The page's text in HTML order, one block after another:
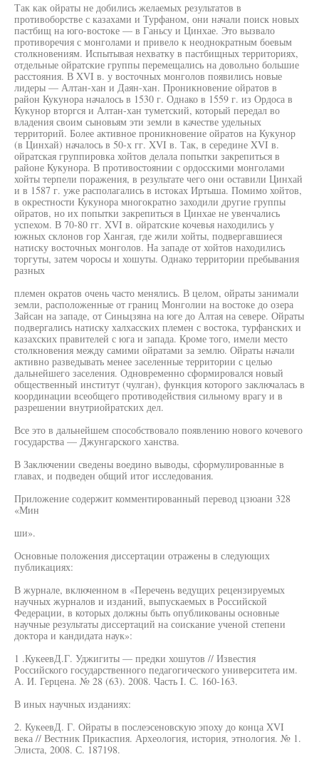
Так как ойраты не добились желаемых результатов в
противоборстве с казахами и Турфаном, они начали поиск новых
пастбищ на юго-востоке — в Ганьсу и Цинхае. Это вызвало
противоречия с монголами и привело к неоднократным боевым
столкновениям. Испытывая нехватку в пастбищных территориях,
отдельные ойратские группы перемещались на довольно большие
расстояния. В XVI в. у восточных монголов появились новые
лидеры — Алтан-хан и Даян-хан. Проникновение ойратов в
район Кукунора началось в 1530 г. Однако в 1559 г. из Ордоса в
Кукунор вторгся и Алтан-хан туметский, который передал во
владения своим сыновьям эти земли в качестве удельных
территорий. Более активное проникновение ойратов на Кукунор
(в Цинхай) началось в 50-х гг. XVI в. Так, в середине XVI в.
ойратская группировка хойтов делала попытки закрепиться в
районе Кукунора. В противостоянии с ордосскими монголами
хойты терпели поражения, в результате чего они оставили Цинхай
и в 1587 г. уже располагались в истоках Иртыша. Помимо хойтов,
в окрестности Кукунора многократно заходили другие группы
ойратов, но их попытки закрепиться в Цинхае не увенчались
успехом. В 70-80 гг. XVI в. ойратские кочевья находились у
южных склонов гор Хангая, где жили хойты, подвергавшиеся
натиску восточных монголов. На западе от хойтов находились
торгуты, затем чоросы и хошуты. Однако территории пребывания
разных
племен ократов очень часто менялись. В целом, ойраты занимали
земли, расположенные от границ Монголии на востоке до озера
Зайсан на западе, от Синьцзяна на юге до Алтая на севере. Ойраты
подвергались натиску халхасских племен с востока, турфанских и
казахских правителей с юга и запада. Кроме того, имели место
столкновения между самими ойратами за землю. Ойраты начали
активно разведывать менее заселенные территории с целью
дальнейшего заселения. Одновременно сформировался новый
общественный институт (чулган), функция которого заключалась в
координации всеобщего противодействия сильному врагу и в
разрешении внутриойратских дел.
Все это в дальнейшем способствовало появлению нового кочевого
государства — Джунгарского ханства.
В Заключении сведены воедино выводы, сформулированные в
главах, и подведен общий итог исследования.
Приложение содержит комментированный перевод цзюани 328
«Мин
ши».
Основные положения диссертации отражены в следующих
публикациях:
В журнале, включенном в «Перечень ведущих рецензируемых
научных журналов и изданий, выпускаемых в Российской
Федерации, в которых должны быть опубликованы основные
научные результаты диссертаций на соискание ученой степени
доктора и кандидата наук»:
1 .КукеевД.Г. Уджигиты — предки хошутов // Известия
Российского государственного педагогического университета им.
А. И. Герцена. № 28 (63). 2008. Часть I. С. 160-163.
В иных научных изданиях:
2. КукеевД. Г. Ойраты в послеэсеновскую эпоху до конца XVI
века // Вестник Прикаспия. Археология, история, этнология. № 1.
Элиста, 2008. С. 187198.